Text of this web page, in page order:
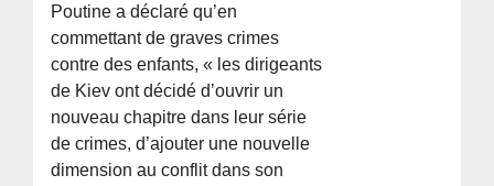
Poutine a déclaré qu’en
commettant de graves crimes
contre des enfants, « les dirigeants
de Kiev ont décidé d’ouvrir un
nouveau chapitre dans leur série
de crimes, d’ajouter une nouvelle
dimension au conflit dans son